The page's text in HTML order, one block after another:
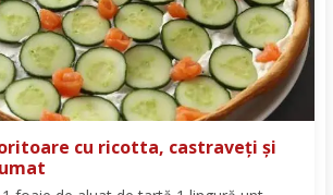
cu ricotta, castraveți și